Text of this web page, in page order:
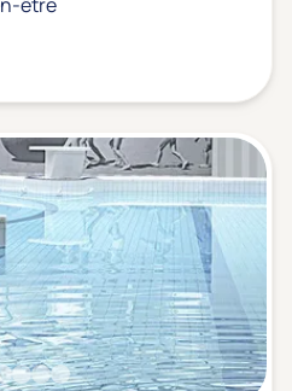
(1)
(0)
de chez moi